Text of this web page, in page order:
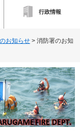
行政情報
お知らせ > 消防署のお知